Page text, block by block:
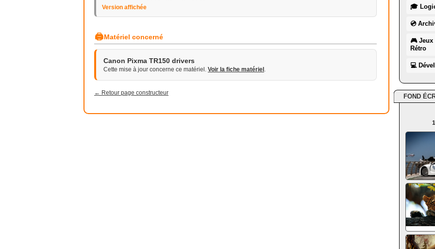
Version affichée
🖨Matériel concerné
Canon Pixma TR150 drivers
Cette mise à jour concerne ce matériel. Voir la fiche matériel .
← Retour page constructeur
🎓
💿
🎮 Jeux
Rétro
💻
FOND